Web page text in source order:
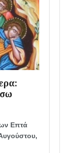
Επτά